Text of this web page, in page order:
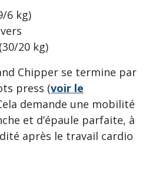
6 kg)
20 kg)
Chipper se termine par
press (voir le
demande une mobilité
et d’épaule parfaite, à
après le travail cardio